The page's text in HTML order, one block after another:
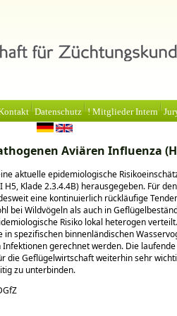
Datenschutz ! Mitglieder Intern
Aviären Influenza
aktuelle epidemiologische
Klade 2.3.4.4B) herausgegeben. Für
eine kontinuierlich rückläufige
bei Wildvögeln als auch in
Risiko lokal heterogen
spezifischen binnenländischen
gerechnet werden. Die laufende
die Geflügelwirtschaft weiterhin sehr
zu unterbinden.